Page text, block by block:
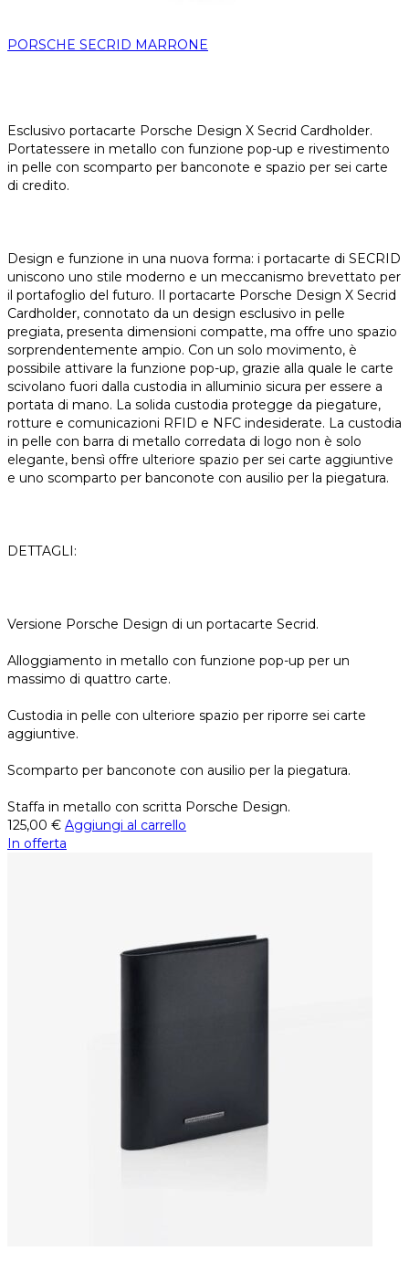
PORSCHE SECRID MARRONE
Esclusivo portacarte Porsche Design X Secrid Cardholder.
Portatessere in metallo con funzione pop-up e rivestimento
in pelle con scomparto per banconote e spazio per sei carte
di credito.
Design e funzione in una nuova forma: i portacarte di SECRID
uniscono uno stile moderno e un meccanismo brevettato per
il portafoglio del futuro. Il portacarte Porsche Design X Secrid
Cardholder, connotato da un design esclusivo in pelle
pregiata, presenta dimensioni compatte, ma offre uno spazio
sorprendentemente ampio. Con un solo movimento, è
possibile attivare la funzione pop-up, grazie alla quale le carte
scivolano fuori dalla custodia in alluminio sicura per essere a
portata di mano. La solida custodia protegge da piegature,
rotture e comunicazioni RFID e NFC indesiderate. La custodia
in pelle con barra di metallo corredata di logo non è solo
elegante, bensì offre ulteriore spazio per sei carte aggiuntive
e uno scomparto per banconote con ausilio per la piegatura.
DETTAGLI:
Versione Porsche Design di un portacarte Secrid.
Alloggiamento in metallo con funzione pop-up per un
massimo di quattro carte.
Custodia in pelle con ulteriore spazio per riporre sei carte
aggiuntive.
Scomparto per banconote con ausilio per la piegatura.
Staffa in metallo con scritta Porsche Design.
125,00 € Aggiungi al carrello
In offerta